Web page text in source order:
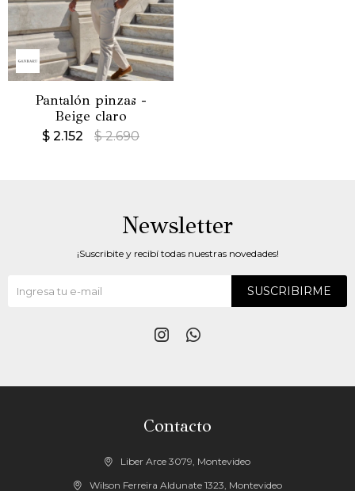
Pantalón pinzas -
Beige claro
$ 2.152 $ 2.690
Contacto
Liber Arce 3079, Montevideo
Wilson Ferreira Aldunate 1323, Montevideo
Newsletter
¡Suscribite y recibí todas nuestras novedades!
SUSCRIBIRME
 